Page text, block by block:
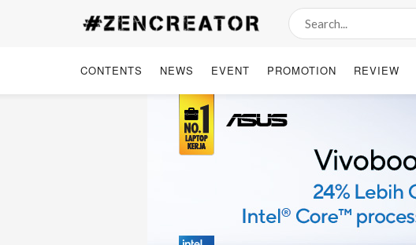
CONTENTS NEWS EVENT PROMOTION REVIEW